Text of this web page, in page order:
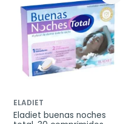
ELADIET
Eladiet buenas noches